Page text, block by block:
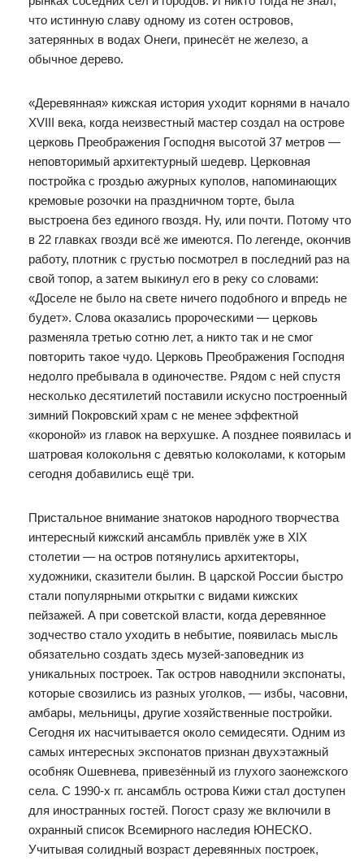
что истинную славу одному из сотен островов,
затерянных в водах Онеги, принесёт не железо, а
обычное дерево.
«Деревянная» кижская история уходит корнями в начало
XVIII века, когда неизвестный мастер создал на острове
церковь Преображения Господня высотой 37 метров —
неповторимый архитектурный шедевр. Церковная
постройка с гроздью ажурных куполов, напоминающих
кремовые розочки на праздничном торте, была
выстроена без единого гвоздя. Ну, или почти. Потому что
в 22 главках гвозди всё же имеются. По легенде, окончив
работу, плотник с грустью посмотрел в последний раз на
свой топор, а затем выкинул его в реку со словами:
«Доселе не было на свете ничего подобного и впредь не
будет». Слова оказались пророческими — церковь
разменяла третью сотню лет, а никто так и не смог
повторить такое чудо. Церковь Преображения Господня
недолго пребывала в одиночестве. Рядом с ней спустя
несколько десятилетий поставили искусно построенный
зимний Покровский храм с не менее эффектной
«короной» из главок на верхушке. А позднее появилась и
шатровая колокольня с девятью колоколами, к которым
сегодня добавились ещё три.
Пристальное внимание знатоков народного творчества
интересный кижский ансамбль привлёк уже в XIX
столетии — на остров потянулись архитекторы,
художники, сказители былин. В царской России быстро
стали популярными открытки с видами кижских
пейзажей. А при советской власти, когда деревянное
зодчество стало уходить в небытие, появилась мысль
обязательно создать здесь музей-заповедник из
уникальных построек. Так остров наводнили экспонаты,
которые свозились из разных уголков, — избы, часовни,
амбары, мельницы, другие хозяйственные постройки.
Сегодня их насчитывается около семидесяти. Одним из
самых интересных экспонатов признан двухэтажный
особняк Ошевнева, привезённый из глухого заонежского
села. С 1990-х гг. ансамбль острова Кижи стал доступен
для иностранных гостей. Погост сразу же включили в
охранный список Всемирного наследия ЮНЕСКО.
Учитывая солидный возраст деревянных построек,